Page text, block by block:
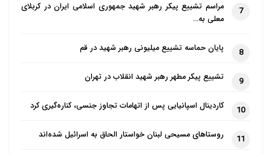
7
مراسم تشییع پیکر رهبر شهید جمهوری اسلامی ایران در کربلای
معلی به…
8 پایان حماسه تشییع میلیونی رهبر شهید در قم
9 تشییع پیکر مطهر رهبر شهید انقلاب در تهران
10 کاردینال اسپانیایی پس از اتهامات تجاوز جنسی، کناره‌گیری کرد
11 روستاهای مسیحی لبنان خواستار الحاق به اسرائیل شده‌اند